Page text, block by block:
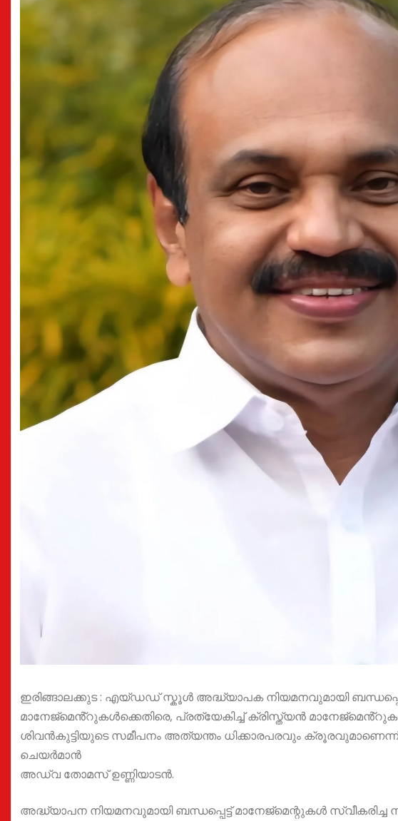
ഇരിങ്ങാലക്കുട : എയ്ഡഡ് സ്കൂൾ അദ്ധ്യാപക നിയമനവുമായി
മാനേജ്മെൻ്റുകൾക്കെതിരെ, പ്രത്യേകിച്ച് ക്രിസ്ത്യൻ
ശിവൻകുട്ടിയുടെ സമീപനം അത്യന്തം ധിക്കാരപരവും
ചെയർമാൻ
അഡ്വ തോമസ് ഉണ്ണിയാടൻ.
അദ്ധ്യാപന നിയമനവുമായി ബന്ധപ്പെട്ട് മാനേജ്മെന്റുകൾ സ്വീകരിച്ച